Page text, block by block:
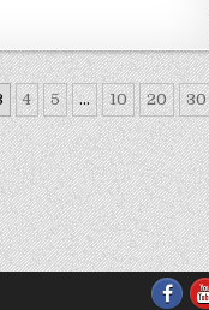
4 5 ... 10 20 30